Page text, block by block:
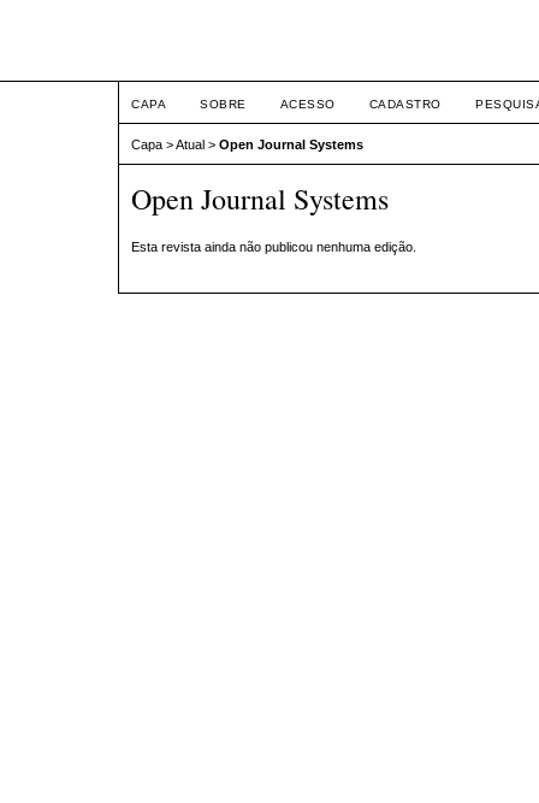
CAPA SOBRE ACESSO CADASTRO
Capa >Atual > Open Journal Systems
Open Journal Systems
Esta revista ainda não publicou nenhuma edição.